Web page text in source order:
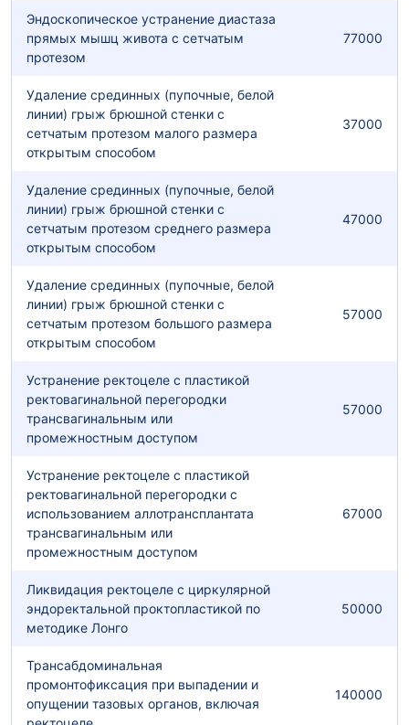
Эндоскопическое устранение диастаза
прямых мышц живота с сетчатым
протезом
77000
Удаление срединных (пупочные, белой
линии) грыж брюшной стенки с
сетчатым протезом малого размера
открытым способом
37000
Удаление срединных (пупочные, белой
линии) грыж брюшной стенки с
сетчатым протезом среднего размера
открытым способом
47000
Удаление срединных (пупочные, белой
линии) грыж брюшной стенки с
сетчатым протезом большого размера
открытым способом
57000
Устранение ректоцеле с пластикой
ректовагинальной перегородки
трансвагинальным или
промежностным доступом
57000
Устранение ректоцеле с пластикой
ректовагинальной перегородки с
использованием аллотрансплантата
трансвагинальным или
промежностным доступом
67000
Ликвидация ректоцеле с циркулярной
эндоректальной проктопластикой по
методике Лонго
50000
Трансабдоминальная
промонтофиксация при выпадении и
опущении тазовых органов, включая
140000